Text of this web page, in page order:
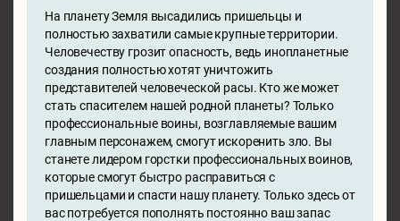
На планету Земля высадились пришельцы и
полностью захватили самые крупные территории.
Человечеству грозит опасность, ведь инопланетные
создания полностью хотят уничтожить
представителей человеческой расы. Кто же может
стать спасителем нашей родной планеты? Только
профессиональные воины, возглавляемые вашим
главным персонажем, смогут искоренить зло. Вы
станете лидером горстки профессиональных воинов,
которые смогут быстро расправиться с
пришельцами и спасти нашу планету. Только здесь от
вас потребуется пополнять постоянно ваш запас